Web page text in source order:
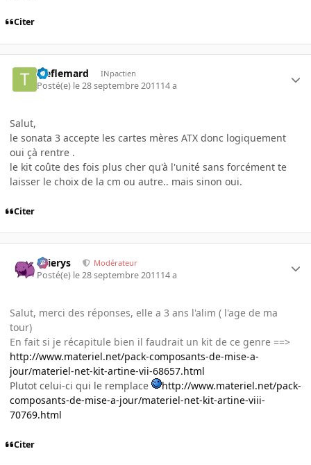
Citer
treflemard INpactien
Posté(e) le 28 septembre 201114 a
Salut,
le sonata 3 accepte les cartes mères ATX donc logiquement
oui çà rentre .
le kit coûte des fois plus cher qu'à l'unité sans forcément te
laisser le choix de la cm ou autre.. mais sinon oui.
Citer
Ellierys Modérateur
Posté(e) le 28 septembre 201114 a
Salut, merci des réponses, elle a 3 ans l'alim ( l'age de ma
tour)
En fait si je récapitule bien il faudrait un kit de ce genre ==>
http://www.materiel.net/pack-composants-de-mise-a-
jour/materiel-net-kit-artine-vii-68657.html
Plutot celui-ci qui le remplace
http://www.materiel.net/pack-
composants-de-mise-a-jour/materiel-net-kit-artine-viii-
70769.html
Citer